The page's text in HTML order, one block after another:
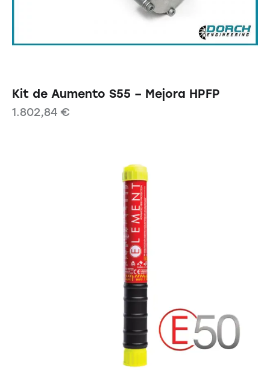
Kit de Aumento S55 – Mejora HPFP
1.802,84 €